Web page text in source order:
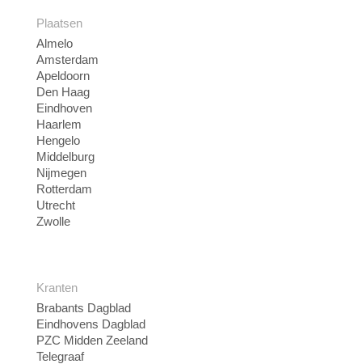
Plaatsen
Almelo
Amsterdam
Apeldoorn
Den Haag
Eindhoven
Haarlem
Hengelo
Middelburg
Nijmegen
Rotterdam
Utrecht
Zwolle
Kranten
Brabants Dagblad
Eindhovens Dagblad
PZC Midden Zeeland
Telegraaf